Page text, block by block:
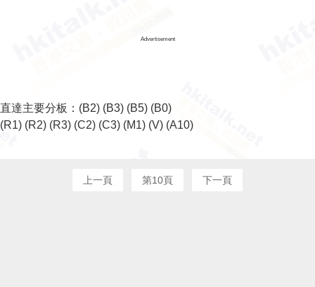
Advertisement
直達主要分板： (B2) (B3) (B5) (B0)
(R1) (R2) (R3) (C2) (C3) (M1) (V) (A10)
上一頁 第10頁 下一頁